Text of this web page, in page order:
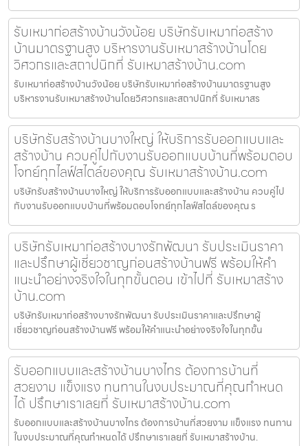
รับเหมาก่อสร้างบ้านวังน้อย บริษัทรับเหมาก่อสร้าง
บ้านมาตรฐานสูง บริหารงานรับเหมาสร้างบ้านโดย
วิศวกรและสถาปนิกที่ รับเหมาสร้างบ้าน.com
รับเหมาก่อสร้างบ้านวังน้อย บริษัทรับเหมาก่อสร้างบ้านมาตรฐานสูง
บริหารงานรับเหมาสร้างบ้านโดยวิศวกรและสถาปนิกที่ รับเหมาสร
บริษัทรับสร้างบ้านบางใหญ่ ให้บริการรับออกแบบและ
สร้างบ้าน ควบคู่ไปกับงานรับออกแบบบ้านที่พร้อมตอบ
โจทย์ทุกไลฟ์สไตล์ของคุณ รับเหมาสร้างบ้าน.com
บริษัทรับสร้างบ้านบางใหญ่ ให้บริการรับออกแบบและสร้างบ้าน ควบคู่ไป
กับงานรับออกแบบบ้านที่พร้อมตอบโจทย์ทุกไลฟ์สไตล์ของคุณ ร
บริษัทรับเหมาก่อสร้างบางรักพัฒนา รับประเมินราคา
และปรึกษาผู้เชี่ยวชาญก่อนสร้างบ้านฟรี พร้อมให้คำ
แนะนำอย่างจริงใจในทุกขั้นตอน เข้าไปที่ รับเหมาสร้าง
บ้าน.com
บริษัทรับเหมาก่อสร้างบางรักพัฒนา รับประเมินราคาและปรึกษาผู้
เชี่ยวชาญก่อนสร้างบ้านฟรี พร้อมให้คำแนะนำอย่างจริงใจในทุกขั้น
รับออกแบบและสร้างบ้านบางไทร ต้องการบ้านที่
สวยงาม แข็งแรง ทนทานในงบประมาณที่คุณกำหนด
ได้ ปรึกษาเราเลยที่ รับเหมาสร้างบ้าน.com
รับออกแบบและสร้างบ้านบางไทร ต้องการบ้านที่สวยงาม แข็งแรง ทนทาน
ในงบประมาณที่คุณกำหนดได้ ปรึกษาเราเลยที่ รับเหมาสร้างบ้าน.